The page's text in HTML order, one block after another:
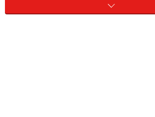
深くアクセル踏むと、間髪入れずモー